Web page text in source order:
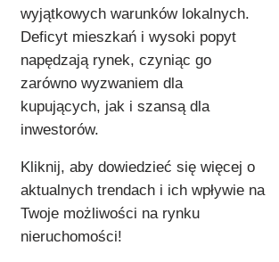
wyjątkowych warunków lokalnych.
Deficyt mieszkań i wysoki popyt
napędzają rynek, czyniąc go
zarówno wyzwaniem dla
kupujących, jak i szansą dla
inwestorów.
Kliknij, aby dowiedzieć się więcej o
aktualnych trendach i ich wpływie na
Twoje możliwości na rynku
nieruchomości!